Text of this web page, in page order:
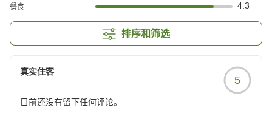
餐食 4.3
排序和筛选
真实住客
5
目前还没有留下任何评论。